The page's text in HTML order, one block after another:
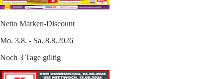
Netto Marken-Discount
Mo. 3.8. - Sa. 8.8.2026
Noch 3 Tage gültig